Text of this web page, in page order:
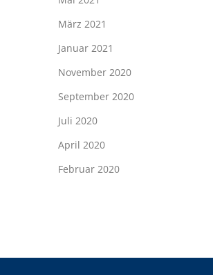
März 2021
Januar 2021
November 2020
September 2020
Juli 2020
April 2020
Februar 2020